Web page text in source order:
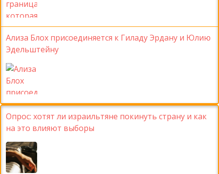
Ализа Блох присоединяется к Гиладу Эрдану и Юлию
Эдельштейну
Опрос: хотят ли израильтяне покинуть страну и как
на это влияют выборы